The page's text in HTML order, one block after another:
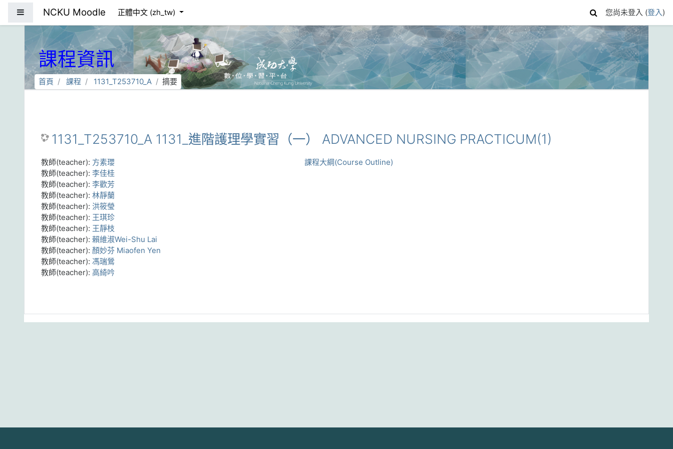
NCKU Moodle 正體中文 ‎(zh_tw)‎ 您尚未登入 (登入)
課程資訊
首頁 課程 1131_T253710_A 摘要
1131_T253710_A 1131_進階護理學實習（一） ADVANCED NURSING PRACTICUM(1)
課程大綱(Course Outline)
教師(teacher): 方素瓔
教師(teacher): 李佳桂
教師(teacher): 李歡芳
教師(teacher): 林靜蘭
教師(teacher): 洪筱瑩
教師(teacher): 王琪珍
教師(teacher): 王靜枝
教師(teacher): 賴維淑Wei-Shu Lai
教師(teacher): 顏妙芬 Miaofen Yen
教師(teacher): 馮瑞鶯
教師(teacher): 高綺吟